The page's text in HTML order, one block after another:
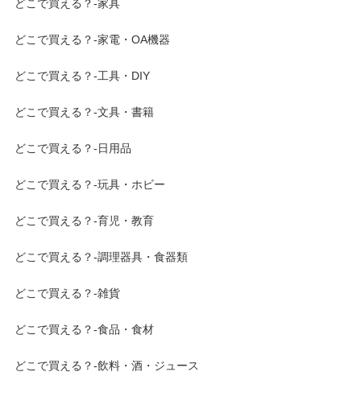
どこで買える？-家具
どこで買える？-家電・OA機器
どこで買える？-工具・DIY
どこで買える？-文具・書籍
どこで買える？-日用品
どこで買える？-玩具・ホビー
どこで買える？-育児・教育
どこで買える？-調理器具・食器類
どこで買える？-雑貨
どこで買える？-食品・食材
どこで買える？-飲料・酒・ジュース